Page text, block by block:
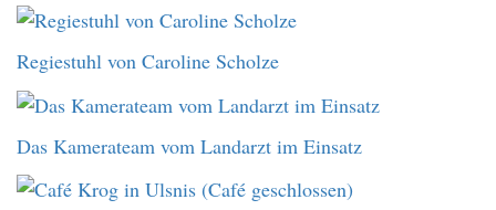
Regiestuhl von Caroline Scholze
Das Kamerateam vom Landarzt im Einsatz